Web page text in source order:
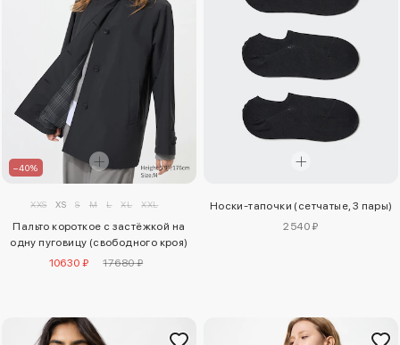
–40%
XXS XS S M L XL XXL
Пальто короткое с застёжкой на
одну пуговицу (свободного кроя)
10630 ₽
17680 ₽
Носки-тапочки (сетчатые, 3 пары)
2540 ₽